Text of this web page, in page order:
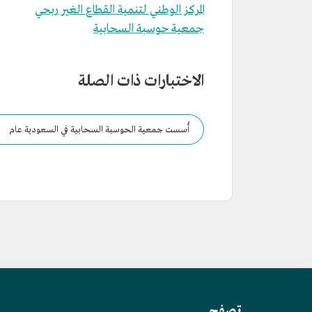
المركز الوطني لتنمية القطاع الغير ربحي
جمعية حوسبة السحابية
الاختبارات ذات الصلة
أُسست جمعية الحوسبة السحابية في السعودية عام